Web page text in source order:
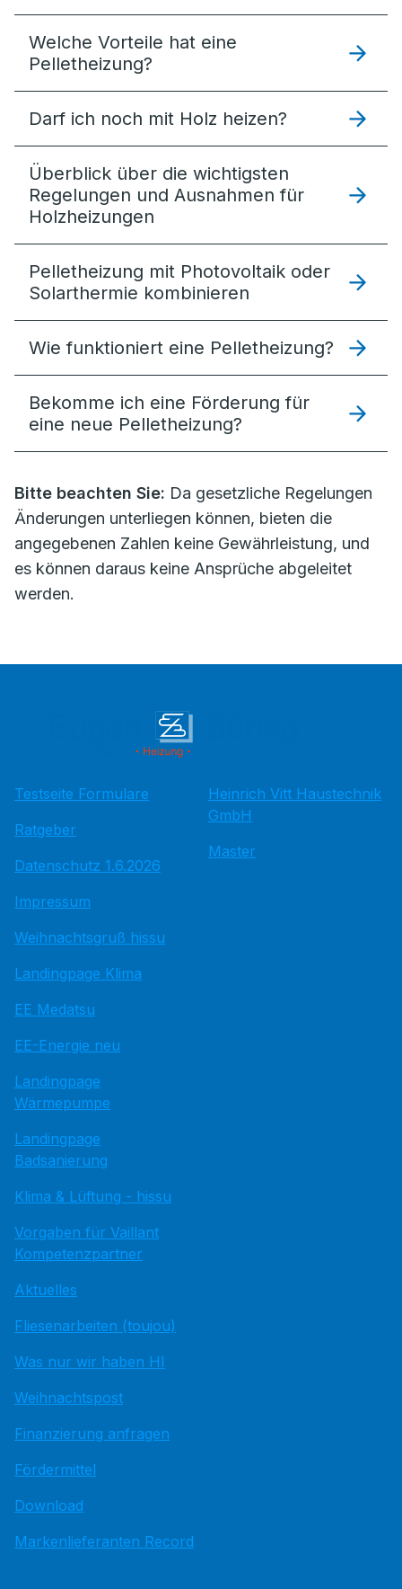
Welche Vorteile hat eine
Pelletheizung?
Darf ich noch mit Holz heizen?
Überblick über die wichtigsten
Regelungen und Ausnahmen für
Holzheizungen
Pelletheizung mit Photovoltaik oder
Solarthermie kombinieren
Wie funktioniert eine Pelletheizung?
Bekomme ich eine Förderung für
eine neue Pelletheizung?
Bitte beachten Sie: Da gesetzliche Regelungen
Änderungen unterliegen können, bieten die
angegebenen Zahlen keine Gewährleistung, und
es können daraus keine Ansprüche abgeleitet
werden.
Testseite Formulare
Ratgeber
Datenschutz 1.6.2026
Impressum
Weihnachtsgruß hissu
Landingpage Klima
EE Medatsu
EE-Energie neu
Landingpage
Wärmepumpe
Landingpage
Badsanierung
Klima & Lüftung - hissu
Vorgaben für Vaillant
Kompetenzpartner
Aktuelles
Fliesenarbeiten (toujou)
Was nur wir haben HI
Weihnachtspost
Finanzierung anfragen
Fördermittel
Download
Markenlieferanten Record
Heinrich Vitt Haustechnik
GmbH
Master